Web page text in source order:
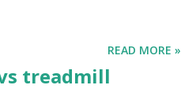
READ MORE »
treadmill